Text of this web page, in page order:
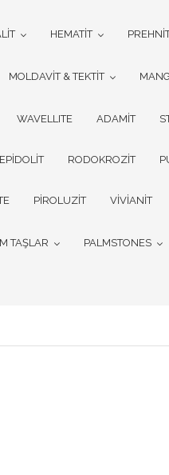
HEMATİT
MOLDAVİT & TEKTİT
WAVELLITE ADAMİT
RODOKROZİT
PİROLUZİT VİVİANİT
TAŞLAR PALMSTONES